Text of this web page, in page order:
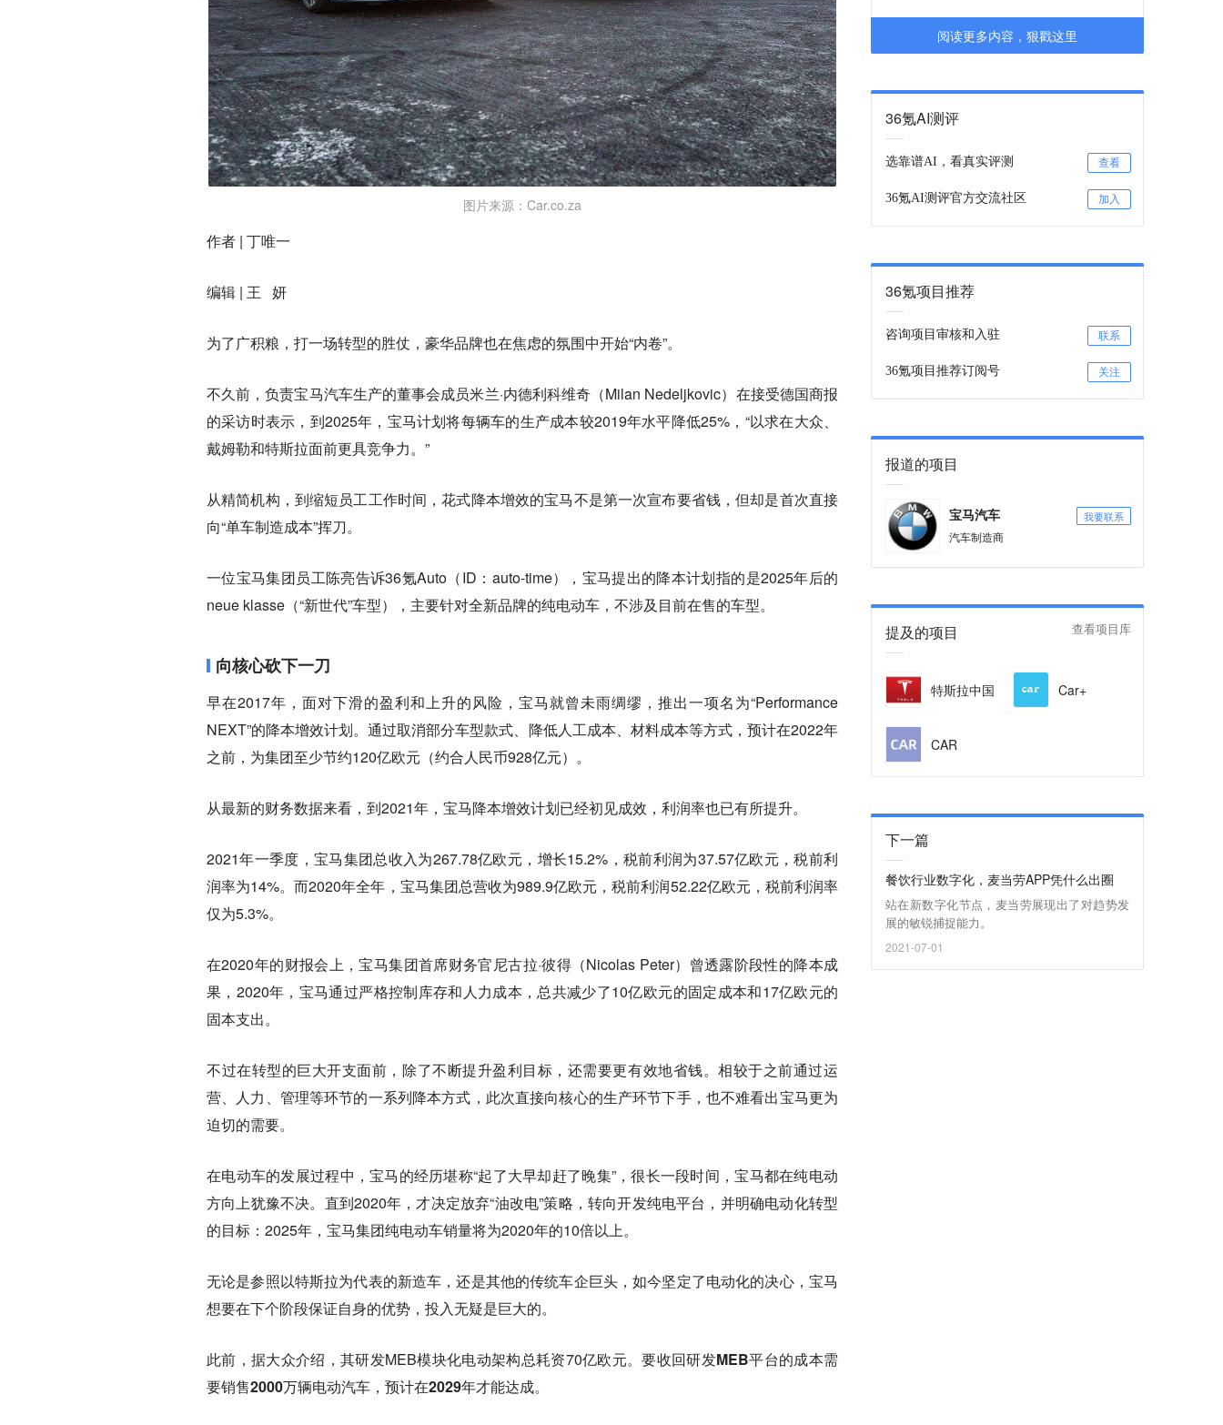
图片来源：Car.co.za
作者 | 丁唯一
编辑 | 王 妍
为了广积粮，打一场转型的胜仗，豪华品牌也在焦虑的氛围中开始“内卷”。
不久前，负责宝马汽车生产的董事会成员米兰·内德利科维奇（Milan Nedeljkovic）在接受德国商报
的采访时表示，到2025年，宝马计划将每辆车的生产成本较2019年水平降低25%，“以求在大众、
戴姆勒和特斯拉面前更具竞争力。”
从精简机构，到缩短员工工作时间，花式降本增效的宝马不是第一次宣布要省钱，但却是首次直接
向“单车制造成本”挥刀。
一位宝马集团员工陈亮告诉36氪Auto（ID：auto-time），宝马提出的降本计划指的是2025年后的
neue klasse（“新世代”车型），主要针对全新品牌的纯电动车，不涉及目前在售的车型。
向核心砍下一刀
早在2017年，面对下滑的盈利和上升的风险，宝马就曾未雨绸缪，推出一项名为“Performance
NEXT”的降本增效计划。通过取消部分车型款式、降低人工成本、材料成本等方式，预计在2022年
之前，为集团至少节约120亿欧元（约合人民币928亿元）。
从最新的财务数据来看，到2021年，宝马降本增效计划已经初见成效，利润率也已有所提升。
2021年一季度，宝马集团总收入为267.78亿欧元，增长15.2%，税前利润为37.57亿欧元，税前利
润率为14%。而2020年全年，宝马集团总营收为989.9亿欧元，税前利润52.22亿欧元，税前利润率
仅为5.3%。
在2020年的财报会上，宝马集团首席财务官尼古拉·彼得（Nicolas Peter）曾透露阶段性的降本成
果，2020年，宝马通过严格控制库存和人力成本，总共减少了10亿欧元的固定成本和17亿欧元的
固本支出。
不过在转型的巨大开支面前，除了不断提升盈利目标，还需要更有效地省钱。相较于之前通过运
营、人力、管理等环节的一系列降本方式，此次直接向核心的生产环节下手，也不难看出宝马更为
迫切的需要。
在电动车的发展过程中，宝马的经历堪称“起了大早却赶了晚集”，很长一段时间，宝马都在纯电动
方向上犹豫不决。直到2020年，才决定放弃“油改电”策略，转向开发纯电平台，并明确电动化转型
的目标：2025年，宝马集团纯电动车销量将为2020年的10倍以上。
无论是参照以特斯拉为代表的新造车，还是其他的传统车企巨头，如今坚定了电动化的决心，宝马
想要在下个阶段保证自身的优势，投入无疑是巨大的。
此前，据大众介绍，其研发MEB模块化电动架构总耗资70亿欧元。要收回研发MEB平台的成本需
要销售2000万辆电动汽车，预计在2029年才能达成。
阅读更多内容，狠戳这里
36氪AI测评
选靠谱AI，看真实评测 查看
36氪AI测评官方交流社区 加入
36氪项目推荐
咨询项目审核和入驻 联系
36氪项目推荐订阅号 关注
报道的项目
宝马汽车 我要联系
汽车制造商
提及的项目 查看项目库
特斯拉中国 Car+
CAR
下一篇
餐饮行业数字化，麦当劳APP凭什么出圈
站在新数字化节点，麦当劳展现出了对趋势发
展的敏锐捕捉能力。
2021-07-01